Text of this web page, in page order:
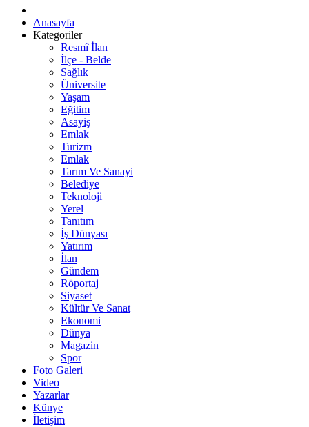
Anasayfa
Kategoriler
Resmî İlan
İlçe - Belde
Sağlık
Üniversite
Yaşam
Eğitim
Asayiş
Emlak
Turizm
Emlak
Tarım Ve Sanayi
Belediye
Teknoloji
Yerel
Tanıtım
İş Dünyası
Yatırım
İlan
Gündem
Röportaj
Siyaset
Kültür Ve Sanat
Ekonomi
Dünya
Magazin
Spor
Foto Galeri
Video
Yazarlar
Künye
İletişim